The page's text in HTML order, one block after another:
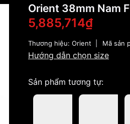
... Orient 38mm Nam
5,885,714₫
Thương hiệu: Orient Mã sản
Hướng dẫn chọn size
Sản phẩm tương tự: